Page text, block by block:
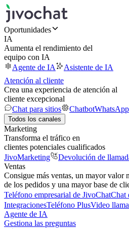
Oportunidades
IA
Aumenta el rendimiento del
equipo con IA
Agente de IA
Asistente de IA
Atención al cliente
Crea una experiencia de atención al
cliente excepcional
Chat para sitios
ChatbotWhatsApp
Todos los canales
Marketing
Transforma el tráfico en
clientes potenciales cualificados
JivoMarketing
Devolución de
Ventas
Consigue más ventas, un mayor valor
de los pedidos y una mayor base de
Teléfono empresarial de JivoChatChat
IntegracionesTeléfono PlusVideo
Agente de IA
Gestiona las preguntas